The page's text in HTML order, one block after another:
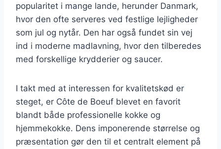
popularitet i mange lande, herunder Danmark,
hvor den ofte serveres ved festlige lejligheder
som jul og nytår. Den har også fundet sin vej
ind i moderne madlavning, hvor den tilberedes
med forskellige krydderier og saucer.
I takt med at interessen for kvalitetskød er
steget, er Côte de Boeuf blevet en favorit
blandt både professionelle kokke og
hjemmekokke. Dens imponerende størrelse og
præsentation gør den til et centralt element på